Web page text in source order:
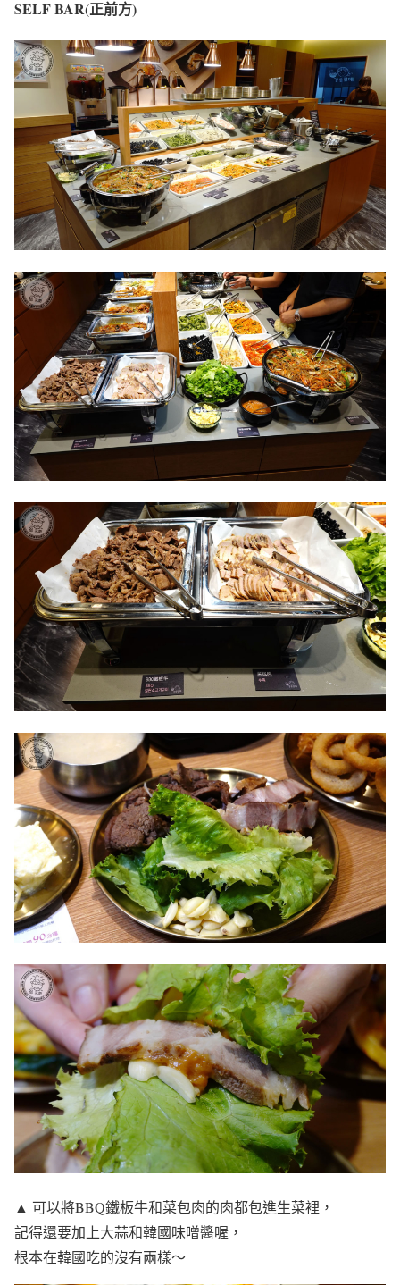
SELF BAR(正前方)
▲ 可以將BBQ鐵板牛和菜包肉的肉都包進生菜裡，
記得還要加上大蒜和韓國味噌醬喔，
根本在韓國吃的沒有兩樣～